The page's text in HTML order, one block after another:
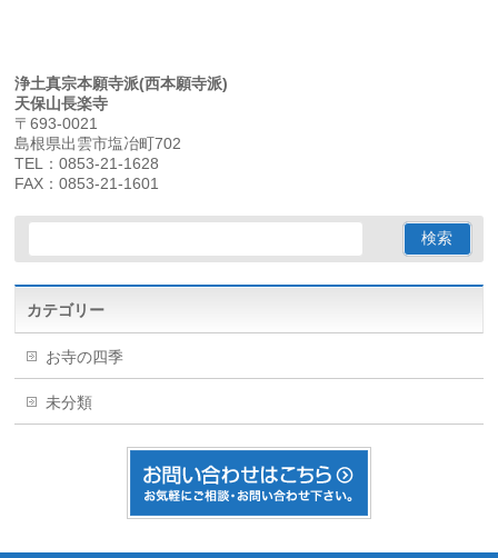
浄土真宗本願寺派(西本願寺派)
天保山長楽寺
〒693-0021
島根県出雲市塩冶町702
TEL：0853-21-1628
FAX：0853-21-1601
カテゴリー
お寺の四季
未分類